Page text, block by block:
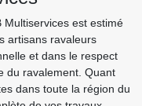
Multiservices est estimé
artisans ravaleurs
et dans le respect
du ravalement. Quant
dans toute la région du